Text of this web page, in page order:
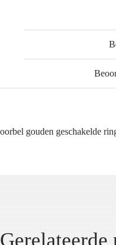
oorbel gouden geschakelde
Gerelateerde